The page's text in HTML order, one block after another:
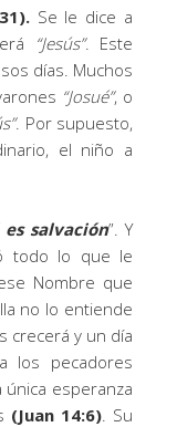
Se le dice a
“Jesús”. Este
días. Muchos
“Josué”, o
. Por supuesto,
el niño a
es salvación”. Y
todo lo que le
Nombre que
no lo entiende
crecerá y un día
los pecadores
esperanza
(Juan 14:6). Su